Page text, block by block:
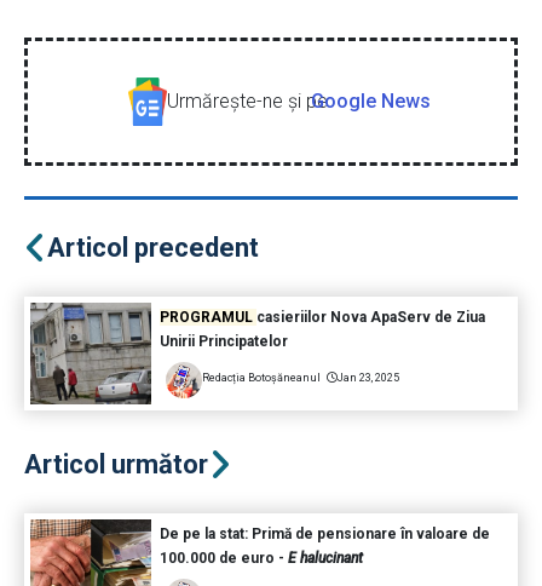
Urmăreşte-ne şi peGoogle News
Articol precedent
PROGRAMUL casieriilor Nova ApaServ de Ziua
Unirii Principatelor
Redacția Botoșăneanul Jan 23, 2025
Articol următor
De pe la stat: Primă de pensionare în valoare de
100.000 de euro - E halucinant